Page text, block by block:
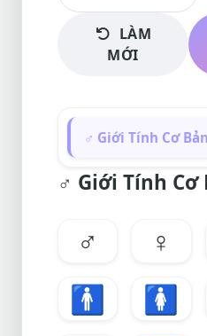
LÀM
MỚI
♂️ Giới Tính Cơ Bản
♂️ Giới Tính Cơ
♂️ ♀️
🚹
🚺